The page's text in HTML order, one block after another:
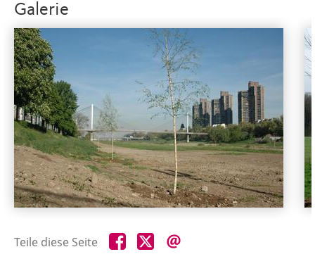
Galerie
Teile diese Seite Teile
diese
Teile
diese